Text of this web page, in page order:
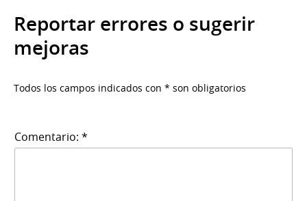
Reportar errores o sugerir
mejoras
Todos los campos indicados con * son obligatorios
Comentario: *